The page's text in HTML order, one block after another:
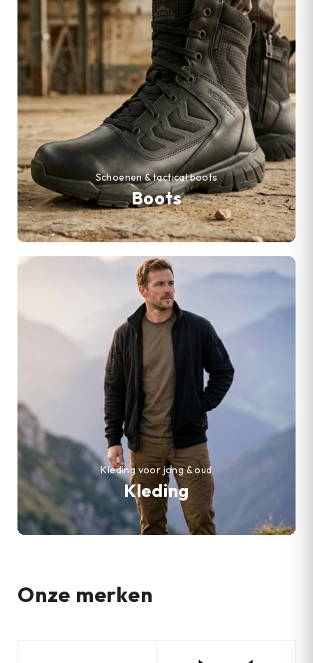
Boots
Schoenen & tactical boots
Kleding
Kleding voor jong & oud
Onze merken